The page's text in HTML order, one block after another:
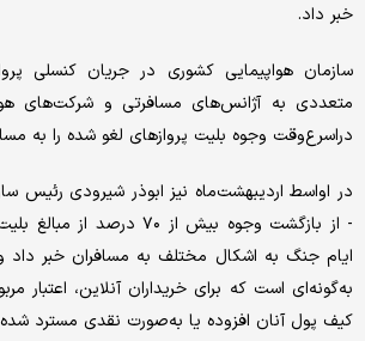
خبر داد.
سازمان هواپیمایی کشوری در جریان کنسلی
متعددی به آژانس‌های مسافرتی و شرکت‌های
دراسرع‌وقت وجوه بلیت پروازهای لغو شده را به
در اواسط اردیبهشت‌ماه نیز ابوذر شیرودی رئیس
- از بازگشت وجوه بیش از ۷۰
ایام جنگ به اشکال مختلف به مسافران خبر
به‌گونه‌ای است که برای خریداران آنلاین، اعتبار
کیف پول آنان افزوده یا به‌صورت نقدی مسترد